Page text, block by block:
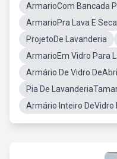
ArmarioCom Bancada
ArmarioPra Lava E Seca
ProjetoDe Lavanderia
ArmarioEm Vidro Para
Armário De Vidro
Pia De
Armário Inteiro DeVidro